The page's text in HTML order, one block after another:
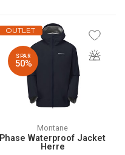
OUTLET
SPAR
50%
Montane
Phase Waterproof Jacket
Herre